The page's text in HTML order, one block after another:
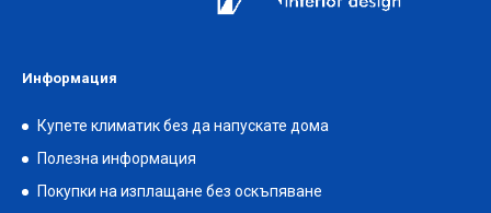
Информация
Купете климатик без да напускате дома
Полезна информация
Покупки на изплащане без оскъпяване